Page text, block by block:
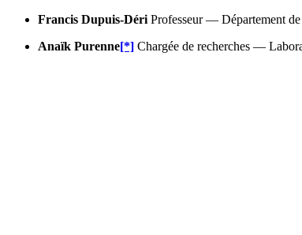
Francis Dupuis-Déri Professeur — Département
Anaïk Purenne[*] Chargée de recherches —